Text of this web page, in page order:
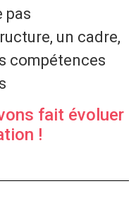
pas
un cadre,
compétences
fait évoluer
!